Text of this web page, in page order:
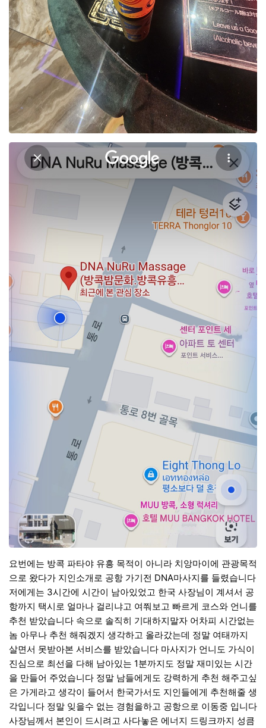
요번에는 방콕 파타야 유흥 목적이 아니라 치앙마이에 관광목적
으로 왔다가 지인소개로 공항 가기전 DNA마사지를 들렸습니다
저에게는 3시간에 시간이 남아있었고 한국 사장님이 계셔서 공
항까지 택시로 얼마나 걸리냐고 여쭤보고 빠르게 코스와 언니를
추천 받았습니다 속으로 솔직히 기대하지말자 어차피 시간없는
놈 아무나 추천 해줘겠지 생각하고 올라갔는데 정말 여태까지
살면서 못받아본 서비스를 받았습니다 마사지가 언니도 가식이
진심으로 최선을 다해 남아있는 1분까지도 정말 재미있는 시간
을 만들어 주었습니다 정말 남들에게도 강력하게 추천 해주고싶
은 가게라고 생각이 들어서 한국가서도 지인들에게 추천해줄 생
각입니다 정말 잊을수 없는 경험을하고 공항으로 이동중 입니다
사장님께서 본인이 드시려고 사다놓은 에너지 드링크까지 성큼